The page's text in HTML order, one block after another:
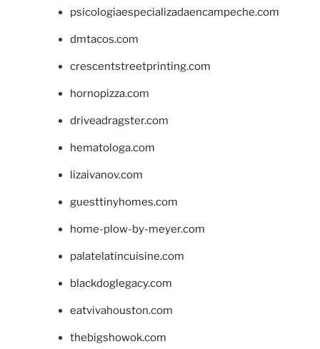
psicologiaespecializadaencampeche.com
dmtacos.com
crescentstreetprinting.com
hornopizza.com
driveadragster.com
hematologa.com
lizaivanov.com
guesttinyhomes.com
home-plow-by-meyer.com
palatelatincuisine.com
blackdoglegacy.com
eatvivahouston.com
thebigshowok.com